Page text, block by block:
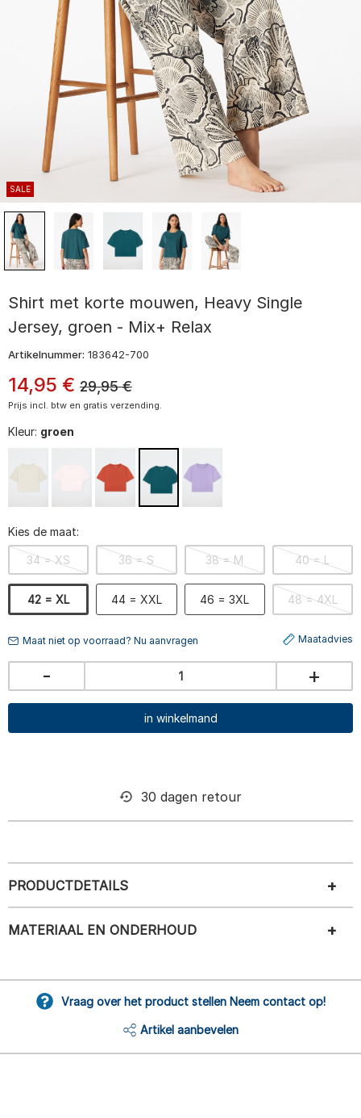
SALE
Shirt met korte mouwen, Heavy Single
Jersey, groen - Mix+ Relax
Artikelnummer: 183642-700
14,95 € 29,95 €
Prijs incl. btw en gratis verzending.
Kleur: groen
Kies de maat:
34 = XS 36 = S 38 = M 40 = L
42 = XL 44 = XXL 46 = 3XL 48 = 4XL
Maat niet op voorraad? Nu aanvragen Maatadvies
- +
in winkelmand
30 dagen retour
PRODUCTDETAILS
MATERIAAL EN ONDERHOUD
Vraag over het product stellen Neem contact op!
Artikel aanbevelen